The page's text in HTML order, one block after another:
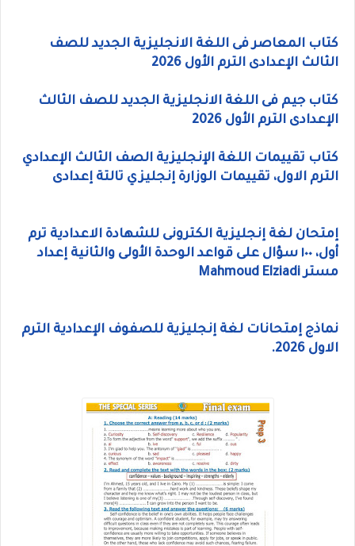
كتاب المعاصر فى اللغة الانجليزية الجديد للصف
الثالث الإعدادى الترم الأول 2026
كتاب جيم فى اللغة الانجليزية الجديد للصف الثالث
الإعدادى الترم الأول 2026
كتاب تقييمات اللغة الإنجليزية الصف الثالث الإعدادي
الترم الاول، تقييمات الوزارة إنجليزي تالتة إعدادى
إمتحان لغة إنجليزية الكترونى للشهادة الاعدادية ترم
أول، ١٠٠ سؤال على قواعد الوحدة الأولى والثانية إعداد
مستر Mahmoud Elziadi
نماذج إمتحانات لغة إنجليزية للصفوف الإعدادية الترم
الاول 2026.